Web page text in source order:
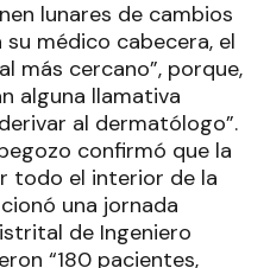
lunares de cambios
médico cabecera, el
más cercano”, porque,
alguna llamativa
al dermatólogo”.
confirmó que la
todo el interior de la
una jornada
de Ingeniero
“180 pacientes,